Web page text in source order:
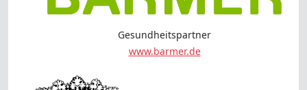
Gesundheitspartner
www.barmer.de